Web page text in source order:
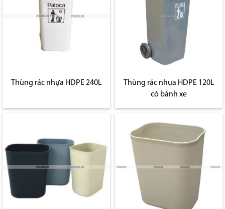
Thùng rác nhựa HDPE 240L
Thùng rác nhựa HDPE 120L
có bánh xe